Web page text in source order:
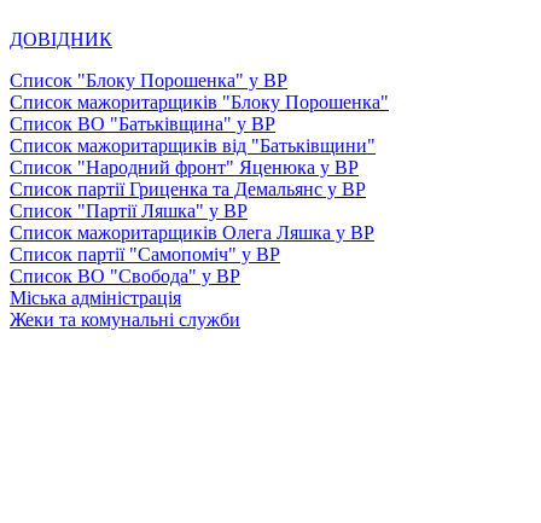
ДОВІДНИК
Список "Блоку Порошенка" у ВР
Список мажоритарщиків "Блоку Порошенка"
Список ВО "Батьківщина" у ВР
Список мажоритарщиків від "Батьківщини"
Список "Народний фронт" Яценюка у ВР
Список партії Гриценка та Демальянс у ВР
Список "Партії Ляшка" у ВР
Список мажоритарщиків Олега Ляшка у ВР
Список партії "Самопоміч" у ВР
Список ВО "Свобода" у ВР
Міська адміністрація
Жеки та комунальні служби